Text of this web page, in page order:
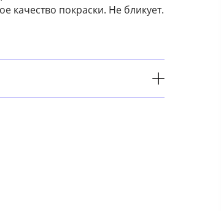
качество покраски. Не бликует.